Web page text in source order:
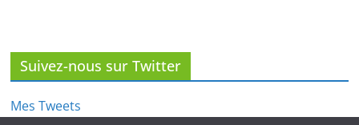
Suivez-nous sur Twitter
Mes Tweets